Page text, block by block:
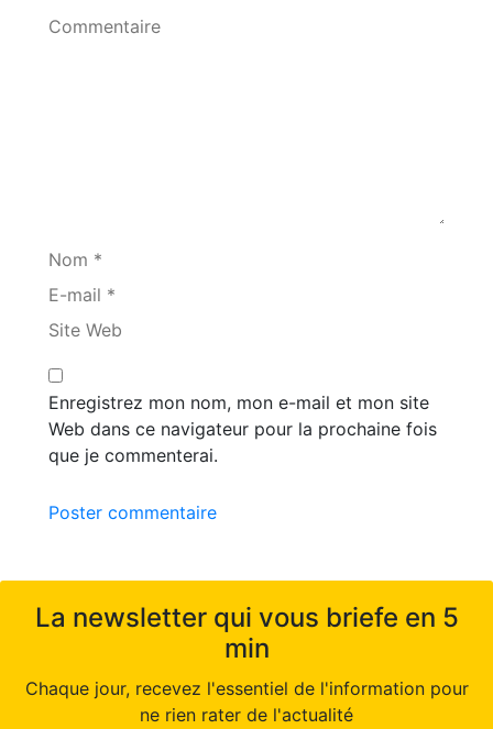
Commentaire
Nom *
E-mail *
Site Web
Enregistrez mon nom, mon e-mail et mon site
Web dans ce navigateur pour la prochaine fois
que je commenterai.
Poster commentaire
La newsletter qui vous briefe en 5
min
Chaque jour, recevez l'essentiel de l'information pour
ne rien rater de l'actualité